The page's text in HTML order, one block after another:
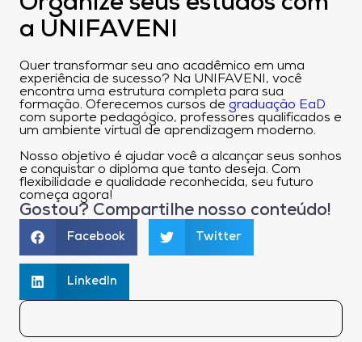
a UNIFAVENI
Quer transformar seu ano acadêmico em uma
experiência de sucesso? Na UNIFAVENI, você
encontra uma estrutura completa para sua
formação. Oferecemos cursos de graduação EaD
com suporte pedagógico, professores qualificados e
um ambiente virtual de aprendizagem moderno.
Nosso objetivo é ajudar você a alcançar seus sonhos
e conquistar o diploma que tanto deseja. Com
flexibilidade e qualidade reconhecida, seu futuro
começa agora!
Gostou? Compartilhe nosso conteúdo!
Facebook Twitter
LinkedIn